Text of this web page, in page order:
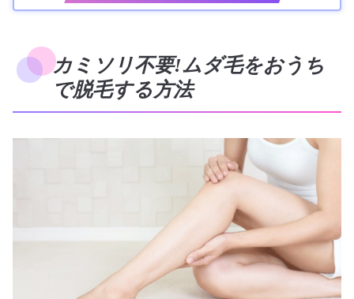
カミソリ不要!ムダ毛をおうち
で脱毛する方法